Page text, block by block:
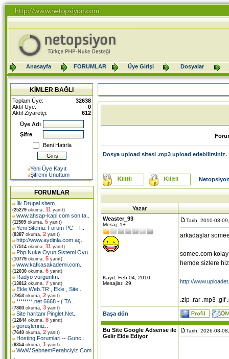
Anasayfa FORUMLAR Üye Girişi Dosyalar
KİMLER BAĞLI
Toplam Üye:
32638
Aktif Üye:
0
Aktif Ziyaretçi:
612
Üye Adı
Şifre
Beni Hatırla
Yeni Üye Kayıt
Şifremi Unuttum
FORUMLAR
İlk Drupal sitem
(25279 okuma, 11 yanıt)
www.ahsap-kapi.com son ta
(11509 okuma, 5 yanıt)
Yeni Sitemiz Forum PC - T..
(8387 okuma, 2 yanıt)
http://www.aydinla.com aç
(17514 okuma, 11 yanıt)
Php Nuke Oyun Sistemi Oyu
(10779 okuma, 5 yanıt)
www.kafkasakademi.com
(12030 okuma, 6 yanıt)
Radyo vurgunfm
(13812 okuma, 7 yanıt)
Ekle.Web.TR , Ekle , Site
(7953 okuma, 2 yanıt)
********.net 6668 - ( TA
(7800 okuma, 3 yanıt)
Site haritanı Pinglet.Net
(12844 okuma, 8 yanıt)
görüşleriniz
(7640 okuma, 2 yanıt)
Hosting Forumlari -- Gunc
(6354 okuma, 1 yanıt)
WwW.SebnemFerahciyiz.Com
Dosya upload sitesi .mp3 upload edebilirsiniz.
Yazar
Weaster_93
Mesaj: 1+
Kayıt: Feb 04, 2010
Mesajlar: 29
Tarih: 2010-03-
arkadaşlar
somee.com
hemde sizlere
http://
.zip .rar .mp3 .gif
Başa dön
Bu Site Google Adsense ile
Gelir Elde Ediyor
Tarih: 2026-08-